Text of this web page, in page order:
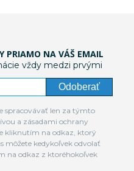
PRIAMO NA VÁŠ EMAIL
vždy medzi prvými
Odoberať
spracovávať len za týmto
a zásadami ochrany
kliknutím na odkaz, ktorý
môžete kedykoľvek odvolať
na odkaz z ktoréhokoľvek